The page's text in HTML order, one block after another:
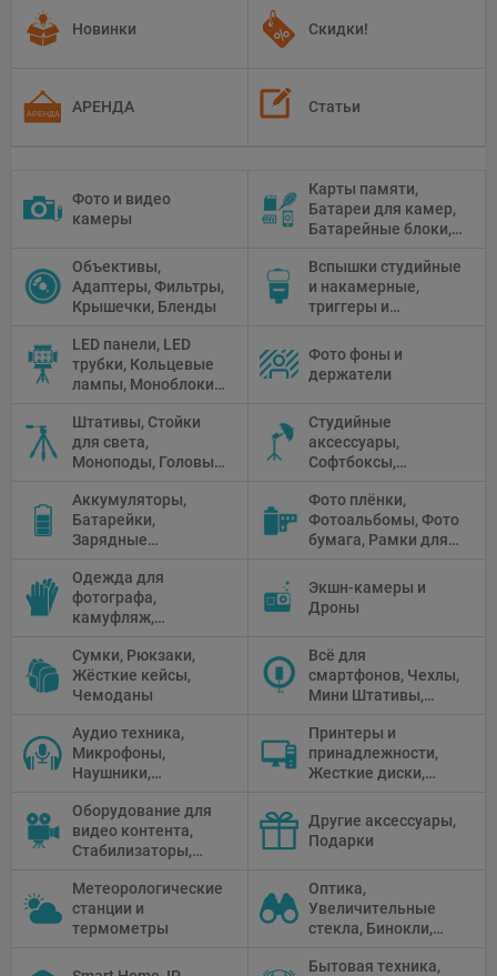
Новинки Скидки!
АРЕНДА Статьи
Фото и видео
камеры
Карты памяти,
Батареи для камер,
Батарейные блоки,
Объективы,
Адаптеры, Фильтры,
Крышечки, Бленды
Вспышки студийные
и накамерные,
триггеры и
LED панели, LED
трубки, Кольцевые
лампы, Моноблоки,
Флуоресцентное и
галогенное
освещение
Фото фоны и
держатели
Штативы, Стойки
для света,
Моноподы, Головы
Студийные
аксессуары,
Софтбоксы,
Рефлекторы,
Отражатели,
Предметные
Аккумуляторы,
Батарейки,
Зарядные
питания, Солнечные
панели
Фото плёнки,
Фотоальбомы, Фото
бумага, Рамки для
камеры
Одежда для
фотографа,
камуфляж,
Экшн-камеры и
Дроны
Сумки, Рюкзаки,
Жёсткие кейсы,
Чемоданы
Всё для
смартфонов, Чехлы,
Мини Штативы,
Аудио техника,
Микрофоны,
Наушники,
микшеры, Кабели и
адаптеры
Принтеры и
принадлежности,
Жесткие диски,
Проекторы,
Графические
Планшеты, Бумага
Оборудование для
видео контента,
Стабилизаторы,
Мониторы,
Профессиональное
видео
Другие аксессуары,
Подарки
Метеорологические
станции и
термометры
Оптика,
Увеличительные
стекла, Бинокли,
Телескопы,
Бытовая техника,